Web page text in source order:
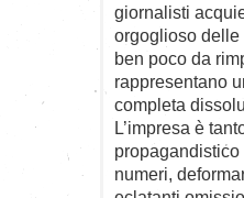
giornalisti
orgoglioso delle
ben poco da
rappresentano
completa
L’impresa è
numeri,